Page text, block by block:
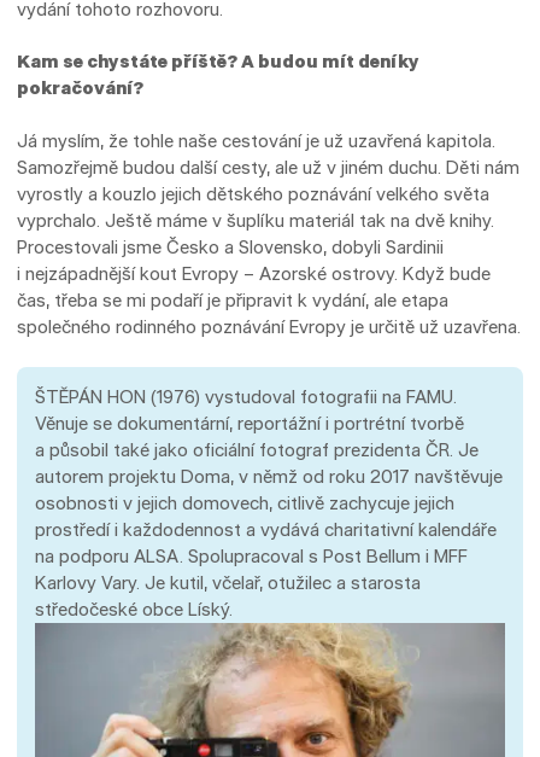
vydání tohoto rozhovoru.
Kam se chystáte příště? A budou mít deníky
pokračování?
Já myslím, že tohle naše cestování je už uzavřená kapitola.
Samozřejmě budou další cesty, ale už v jiném duchu. Děti nám
vyrostly a kouzlo jejich dětského poznávání velkého světa
vyprchalo. Ještě máme v šuplíku materiál tak na dvě knihy.
Procestovali jsme Česko a Slovensko, dobyli Sardinii
i nejzápadnější kout Evropy – Azorské ostrovy. Když bude
čas, třeba se mi podaří je připravit k vydání, ale etapa
společného rodinného poznávání Evropy je určitě už uzavřena.
ŠTĚPÁN HON (1976) vystudoval fotografii na FAMU.
Věnuje se dokumentární, reportážní i portrétní tvorbě
a působil také jako oficiální fotograf prezidenta ČR. Je
autorem projektu Doma, v němž od roku 2017 navštěvuje
osobnosti v jejich domovech, citlivě zachycuje jejich
prostředí i každodennost a vydává charitativní kalendáře
na podporu ALSA. Spolupracoval s Post Bellum i MFF
Karlovy Vary. Je kutil, včelař, otužilec a starosta
středočeské obce Líský.